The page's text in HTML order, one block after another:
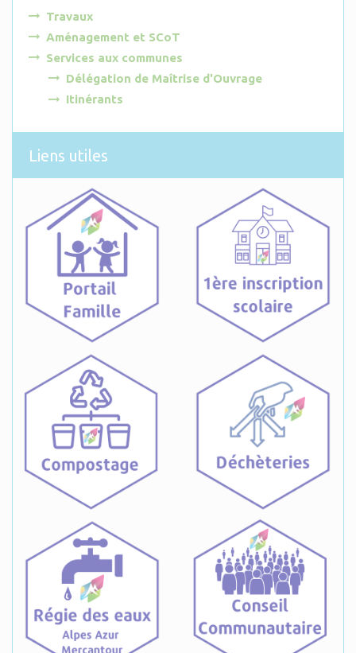
Travaux
Aménagement et SCoT
Services aux communes
Délégation de Maîtrise d'Ouvrage
Itinérants
Liens utiles